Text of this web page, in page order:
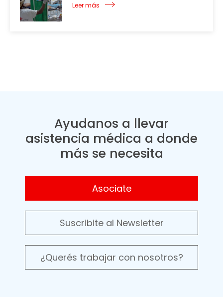
Leer más
Ayudanos a llevar
asistencia médica a donde
más se necesita
Asociate
Suscribite al Newsletter
¿Querés trabajar con nosotros?